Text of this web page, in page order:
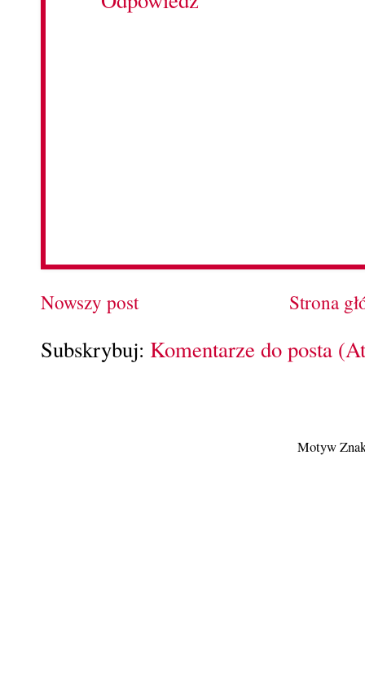
Nowszy post Strona
Subskrybuj: Komentarze do posta
Motyw